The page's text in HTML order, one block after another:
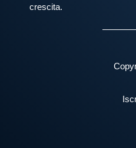
crescita.